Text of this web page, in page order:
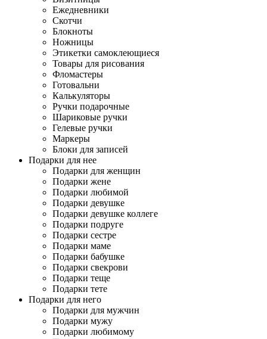
Ежедневники
Скотчи
Блокноты
Ножницы
Этикетки самоклеющиеся
Товары для рисования
Фломастеры
Готовальни
Калькуляторы
Ручки подарочные
Шариковые ручки
Гелевые ручки
Маркеры
Блоки для записей
Подарки для нее
Подарки для женщин
Подарки жене
Подарки любимой
Подарки девушке
Подарки девушке коллеге
Подарки подруге
Подарки сестре
Подарки маме
Подарки бабушке
Подарки свекрови
Подарки теще
Подарки тете
Подарки для него
Подарки для мужчин
Подарки мужу
Подарки любимому